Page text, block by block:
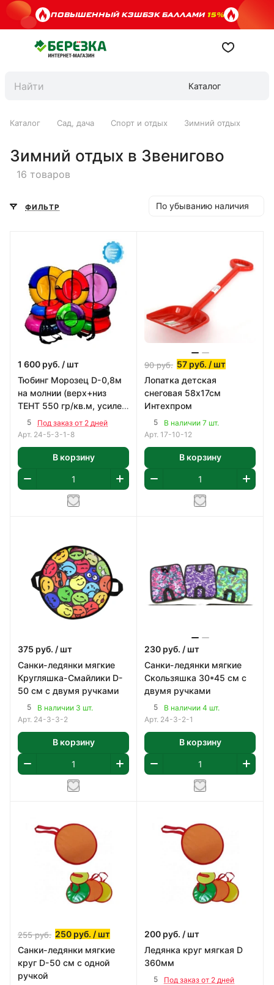
ПОВЫШЕННЫЙ КЭШБЭК БАЛЛАМИ15%
Каталог
Каталог Сад, дача Спорт и отдых Зимний отдых
Зимний отдых в Звенигово
16 товаров
ФИЛЬТР По убыванию наличия
1 600 руб. / шт
Тюбинг Морозец D-0,8м
на молнии (верх+низ
ТЕНТ 550 гр/кв.м, усилен
камера) НАГРУЗКА ДО 75
кг
5
Под заказ от 2 дней
Арт. 24-5-3-1-8
В корзину
90руб. 57 руб. / шт
Лопатка детская
снеговая 58х17см
Интехпром
5
В наличии 7 шт.
Арт. 17-10-12
В корзину
375 руб. / шт
Санки-ледянки мягкие
Кругляшка-Смайлики D-
50 см с двумя ручками
5
В наличии 3 шт.
Арт. 24-3-3-2
В корзину
230 руб. / шт
Санки-ледянки мягкие
Скользяшка 30*45 cм с
двумя ручками
5
В наличии 4 шт.
Арт. 24-3-2-1
В корзину
255руб. 250 руб. / шт
Санки-ледянки мягкие
круг D-50 см с одной
ручкой
200 руб. / шт
Ледянка круг мягкая D
360мм
5 Под заказ от 2 дней